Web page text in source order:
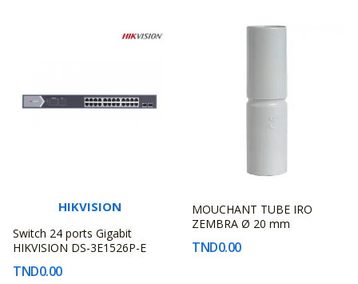
HIKVISION
Switch 24 ports Gigabit
HIKVISION DS-3E1526P-E
TND0.00
FABRICANT
MOUCHANT TUBE IRO
ZEMBRA Ø 20 mm
TND0.00